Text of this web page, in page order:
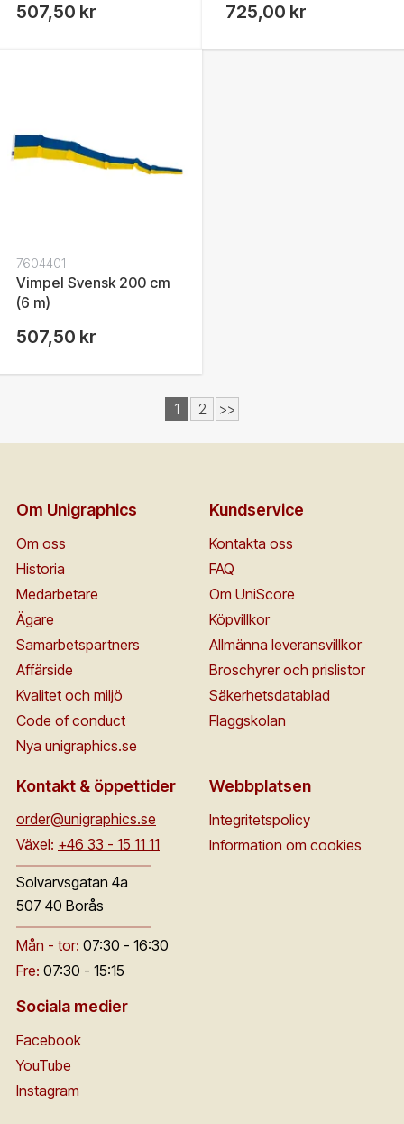
507,50 kr 725,00 kr
7604401
Vimpel Svensk 200 cm
(6 m)
507,50 kr
1 2 >>
Om Unigraphics
Om oss
Historia
Medarbetare
Ägare
Samarbetspartners
Affärside
Kvalitet och miljö
Code of conduct
Nya unigraphics.se
Kundservice
Kontakta oss
FAQ
Om UniScore
Köpvillkor
Allmänna leveransvillkor
Broschyrer och prislistor
Säkerhetsdatablad
Flaggskolan
Kontakt & öppettider
order@unigraphics.se
Växel: +46 33 - 15 11 11
Solvarvsgatan 4a
507 40 Borås
Mån - tor: 07:30 - 16:30
Fre: 07:30 - 15:15
Webbplatsen
Integritetspolicy
Information om cookies
Sociala medier
Facebook
YouTube
Instagram